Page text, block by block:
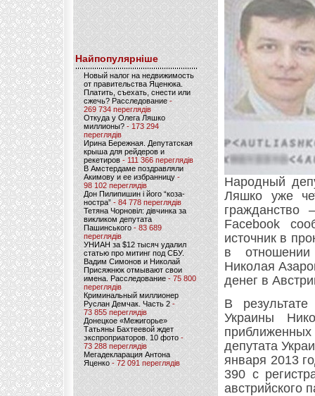
Найпопулярніше
Новый налог на недвижимость
от правительства Яценюка.
Платить, съехать, снести или
сжечь? Расследование-
269 734 переглядів
Откуда у Олега Ляшко
миллионы? - 173 294
переглядів
Ирина Бережная. Депутатская
крыша для рейдеров и
рекетиров - 111 366 переглядів
В Амстердаме поздравляли
Акимову и ее избранницу -
98 102 переглядів
Дон Пилипишин і його “коза-
ностра” - 84 778 переглядів
Тетяна Чорновіл: дівчинка за
викликом депутата
Пашинського- 83 689
переглядів
УНИАН за $12 тысяч удалил
статью про митинг под СБУ.
Вадим Симонов и Николай
Присяжнюк отмывают свои
имена. Расследование - 75 800
переглядів
Криминальный миллионер
Руслан Демчак. Часть 2-
73 855 переглядів
Донецкое «Межигорье»
Татьяны Бахтеевой ждет
экспроприаторов. 10 фото -
73 288 переглядів
Мегадекларация Антона
Яценко - 72 091 переглядів
Народный
Ляшко уже
Facebook
источник в
в
Николая
денег в
В
Украины
депутата
января 2013
390 с
австрийского